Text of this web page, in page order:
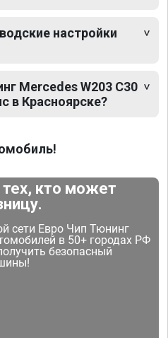
настройки
Mercedes W203 C30
в Красноярске?
кто может
сети Евро Чип Тюнинг
в 50+ городах РФ
безопасный